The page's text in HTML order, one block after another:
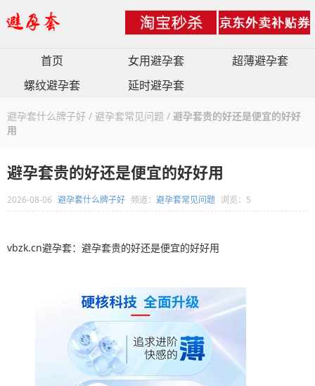
首页 女用避孕套
超薄避孕套
螺纹避孕套
延时避孕套
避孕套什么牌子好 / 避孕套常见问题 / 避孕套贵的好还是便宜的好好
用
避孕套贵的好还是便宜的好好用
2026-08-06 避孕套什么牌子好 频道： 避孕套常见问题 浏览：5
vbzk.cn避孕套：避孕套贵的好还是便宜的好好用